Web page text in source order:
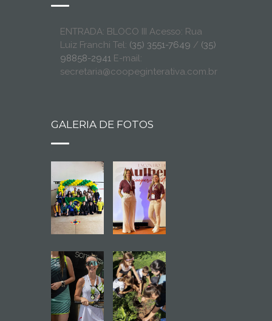
ENTRADA: BLOCO III Acesso: Rua
Luiz Franchi Tel: (35) 3551-7649 / (35)
98858-2941 E-mail:
secretaria@coopeginterativa.com.br
GALERIA DE FOTOS